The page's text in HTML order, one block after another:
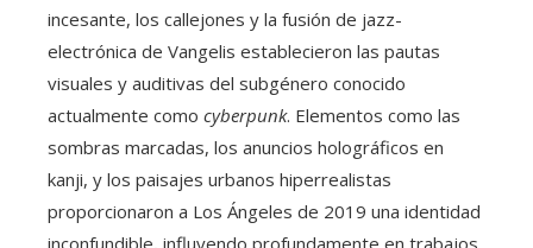
incesante, los callejones y la fusión de jazz-
electrónica de Vangelis establecieron las pautas
visuales y auditivas del subgénero conocido
actualmente como cyberpunk. Elementos como las
sombras marcadas, los anuncios holográficos en
kanji, y los paisajes urbanos hiperrealistas
proporcionaron a Los Ángeles de 2019 una identidad
inconfundible, influyendo profundamente en trabajos